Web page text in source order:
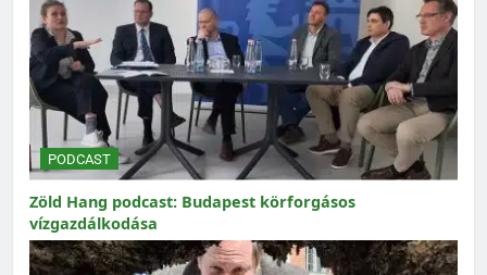
PODCAST
Zöld Hang podcast: Budapest körforgásos
vízgazdálkodása